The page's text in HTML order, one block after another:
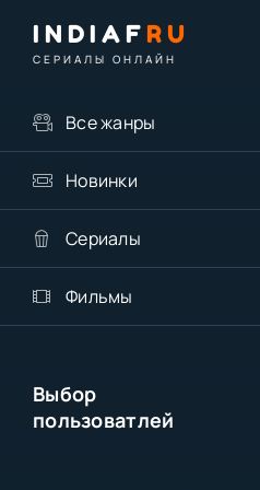
INDIAFRU
СЕРИАЛЫ ОНЛАЙН
Все жанры
Новинки
Сериалы
Фильмы
Выбор
пользоватлей